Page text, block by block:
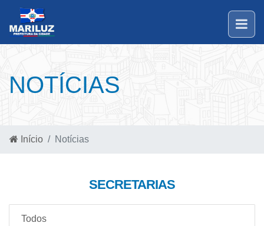
NOTÍCIAS
Início Notícias
SECRETARIAS
Todos